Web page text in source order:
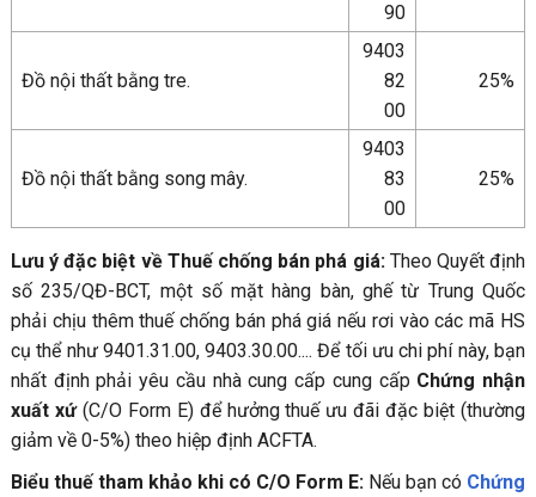
90
Đồ nội thất bằng tre.
9403
82
00
25%
Đồ nội thất bằng song mây.
9403
83
00
25%
Lưu ý đặc biệt về Thuế chống bán phá giá:Theo Quyết định
số 235/QĐ-BCT, một số mặt hàng bàn, ghế từ Trung Quốc
phải chịu thêm thuế chống bán phá giá nếu rơi vào các mã HS
cụ thể như 9401.31.00, 9403.30.00.... Để tối ưu chi phí này, bạn
nhất định phải yêu cầu nhà cung cấp cung cấp Chứng nhận
xuất xứ (C/O Form E) để hưởng thuế ưu đãi đặc biệt (thường
giảm về 0-5%) theo hiệp định ACFTA.
Biểu thuế tham khảo khi có C/O Form E: Nếu bạn có Chứng